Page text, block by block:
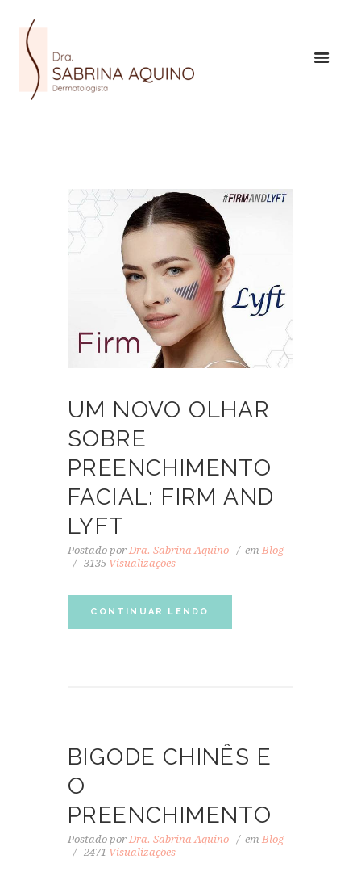
UM NOVO OLHAR
SOBRE
PREENCHIMENTO
FACIAL: FIRM AND
LYFT
Postado por Dra. Sabrina Aquino em Blog
3135 Visualizações
CONTINUAR LENDO
BIGODE CHINÊS E
O
PREENCHIMENTO
Postado por Dra. Sabrina Aquino em Blog
2471 Visualizações